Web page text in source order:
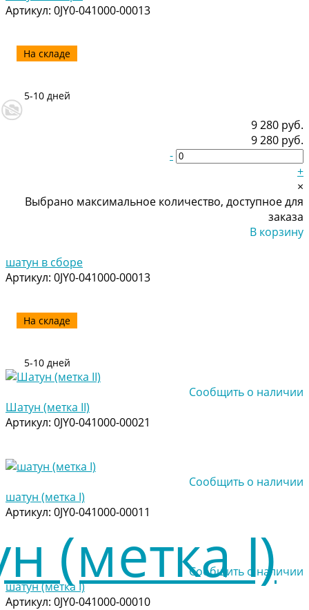
Артикул: 0JY0-041000-00013
На складе
5-10 дней
9 280 руб.
9 280 руб.
-
+
×
Выбрано максимальное количество, доступное для
заказа
В корзину
шатун в сборе
Артикул: 0JY0-041000-00013
На складе
5-10 дней
Сообщить о наличии
Шатун (метка II)
Артикул: 0JY0-041000-00021
Сообщить о наличии
шатун (метка I)
Артикул: 0JY0-041000-00011
Сообщить о наличии
шатун (метка I)
Артикул: 0JY0-041000-00010